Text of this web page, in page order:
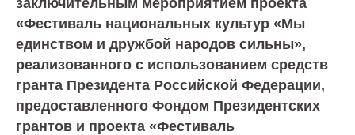
заключительным мероприятием проекта
«Фестиваль национальных культур «Мы
единством и дружбой народов сильны»,
реализованного с использованием средств
гранта Президента Российской Федерации,
предоставленного Фондом Президентских
грантов и проекта «Фестиваль